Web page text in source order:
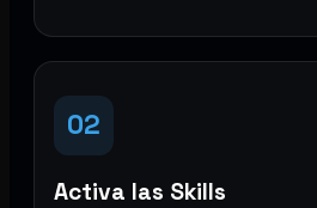
02
Activa las Skills